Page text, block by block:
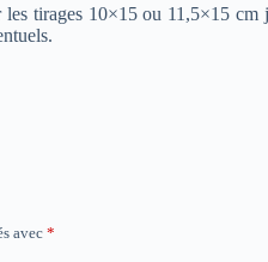
tirages 10×15 ou 11,5×15
avec *